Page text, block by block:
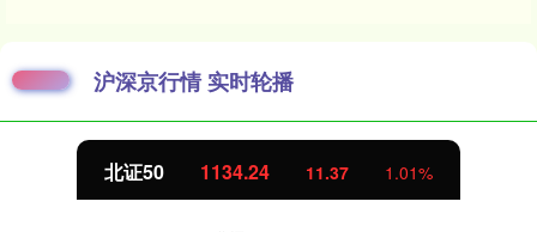
沪深京行情 实时轮播
北证50 1134.24 11.37 1.01%